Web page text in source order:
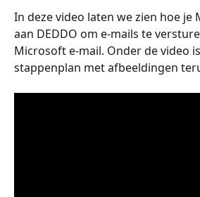
In deze video laten we zien hoe
aan DEDDO om e-mails te
Microsoft e-mail. Onder de video
stappenplan met afbeeldingen